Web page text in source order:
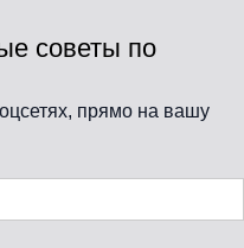
советы по
прямо на вашу